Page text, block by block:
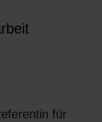
für